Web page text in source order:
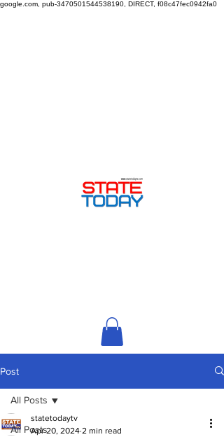
google.com, pub-3470501544538190, DIRECT, f08c47fec0942fa0
Post
All Posts
All Posts
statetodaytv
Apr 20, 2024 2 min read